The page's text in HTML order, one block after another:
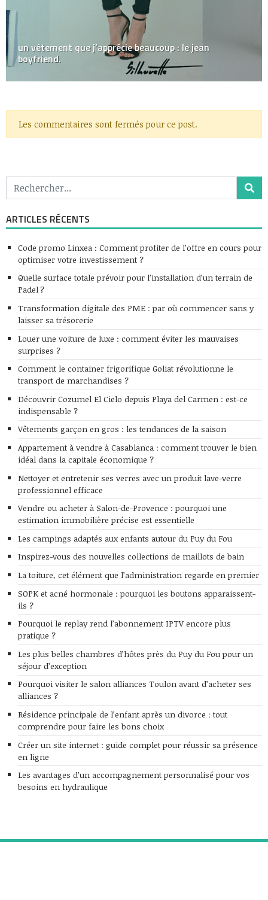
un vêtement que j’apprécie beaucoup : le jean
boyfriend.
Les commentaires sont fermés pour ce post.
ARTICLES RÉCENTS
Code promo Linxea : Comment profiter de l’offre en cours pour
optimiser votre investissement ?
Quelle surface totale prévoir pour l’installation d’un terrain de
Padel ?
Transformation digitale des PME : par où commencer sans y
laisser sa trésorerie
Louer une voiture de luxe : comment éviter les mauvaises
surprises ?
Comment le container frigorifique Goliat révolutionne le
transport de marchandises ?
Découvrir Cozumel El Cielo depuis Playa del Carmen : est-ce
indispensable ?
Vêtements garçon en gros : les tendances de la saison
Appartement à vendre à Casablanca : comment trouver le bien
idéal dans la capitale économique ?
Nettoyer et entretenir ses verres avec un produit lave-verre
professionnel efficace
Vendre ou acheter à Salon-de-Provence : pourquoi une
estimation immobilière précise est essentielle
Les campings adaptés aux enfants autour du Puy du Fou
Inspirez-vous des nouvelles collections de maillots de bain
La toiture, cet élément que l’administration regarde en premier
SOPK et acné hormonale : pourquoi les boutons apparaissent-
ils ?
Pourquoi le replay rend l’abonnement IPTV encore plus
pratique ?
Les plus belles chambres d’hôtes près du Puy du Fou pour un
séjour d’exception
Pourquoi visiter le salon alliances Toulon avant d’acheter ses
alliances ?
Résidence principale de l’enfant après un divorce : tout
comprendre pour faire les bons choix
Créer un site internet : guide complet pour réussir sa présence
en ligne
Les avantages d’un accompagnement personnalisé pour vos
besoins en hydraulique